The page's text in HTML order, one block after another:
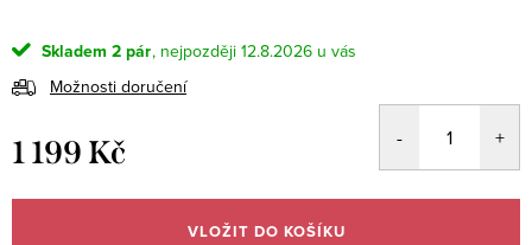
Skladem 2 pár
12.8.2026
Možnosti doručení
1 199 Kč
cena:
VLOŽIT DO KOŠÍKU